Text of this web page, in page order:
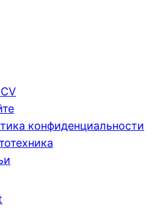
конфиденциальности